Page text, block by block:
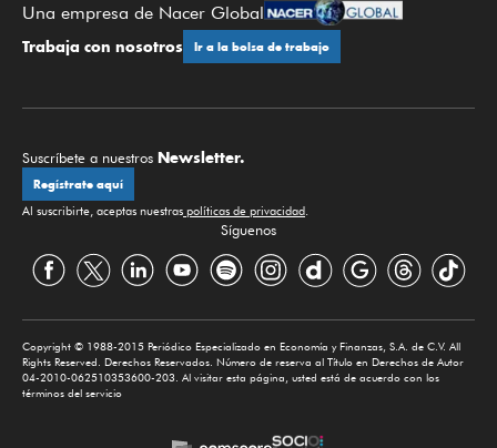
Una empresa de Nacer Global
Trabaja con nosotros Ir a la bolsa de trabajo
Suscríbete a nuestros Newsletter.
Regístrate aquí
Al suscribirte, aceptas nuestras políticas de privacidad.
Síguenos
Copyright © 1988-2015 Periódico Especializado en Economía y Finanzas, S.A. de C.V. All
Rights Reserved. Derechos Reservados. Número de reserva al Título en Derechos de Autor
04-2010-062510353600-203. Al visitar esta página, usted está de acuerdo con los
términos del servicio